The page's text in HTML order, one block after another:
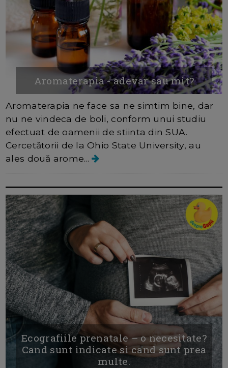
Aromaterapia - adevar sau mit?
Aromaterapia ne face sa ne simtim bine, dar
nu ne vindeca de boli, conform unui studiu
efectuat de oamenii de stiinta din SUA.
Cercetătorii de la Ohio State University, au
ales două arome...
Ecografiile prenatale – o necesitate?
Cand sunt indicate si cand sunt prea
multe.